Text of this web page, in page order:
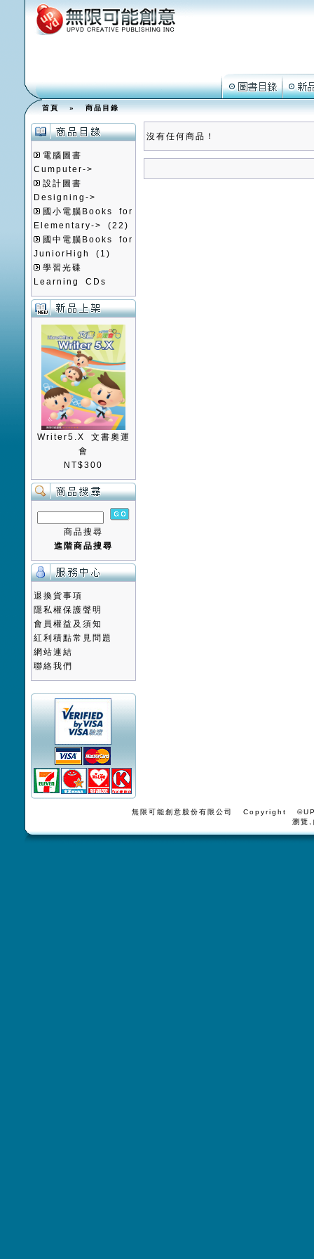
首頁»商品目錄
電腦圖書
Cumputer->
設計圖書
Designing->
國小電腦Books for
Elementary->
(22)
國中電腦Books for
JuniorHigh
(1)
學習光碟
Learning CDs
Writer5.X 文書奧運
會
NT$300
商品搜尋
進階商品搜尋
退換貨事項
隱私權保護聲明
會員權益及須知
紅利積點常見問題
網站連結
聯絡我們
沒有任何商品！
無限可能創意股份有限公司 Copyright
瀏